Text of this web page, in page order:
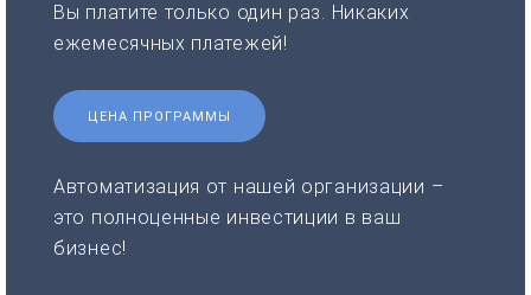
Вы платите только один раз. Никаких
ежемесячных платежей!
ЦЕНА ПРОГРАММЫ
Автоматизация от нашей организации –
это полноценные инвестиции в ваш
бизнес!